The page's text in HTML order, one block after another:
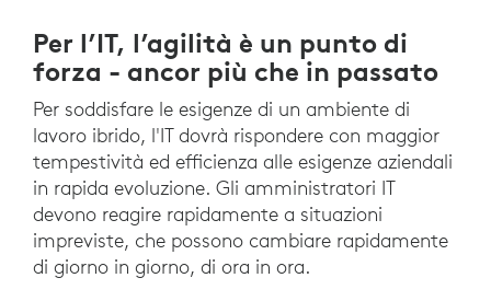
Per l’IT, l’agilità è un punto di
forza - ancor più che in passato
Per soddisfare le esigenze di un ambiente di
lavoro ibrido, l'IT dovrà rispondere con maggior
tempestività ed efficienza alle esigenze aziendali
in rapida evoluzione. Gli amministratori IT
devono reagire rapidamente a situazioni
impreviste, che possono cambiare rapidamente
di giorno in giorno, di ora in ora.